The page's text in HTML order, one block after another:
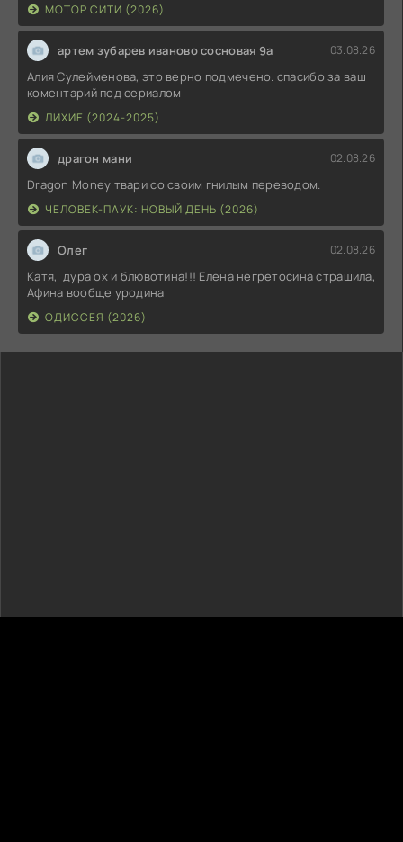
МОТОР СИТИ (2026)
артем зубарев иваново сосновая 9а 03.08.26
Алия Сулейменова, это верно подмечено. спасибо за ваш
коментарий под сериалом
ЛИХИЕ (2024-2025)
драгон мани 02.08.26
Dragon Money твари со своим гнилым переводом.
ЧЕЛОВЕК-ПАУК: НОВЫЙ ДЕНЬ (2026)
Олег 02.08.26
Катя, дура ох и блювотина!!! Елена негретосина страшила,
Афина вообще уродина
ОДИССЕЯ (2026)